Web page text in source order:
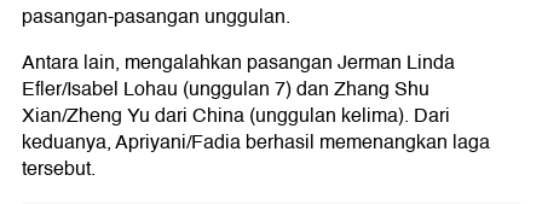
pasangan-pasangan unggulan.
Antara lain, mengalahkan pasangan Jerman Linda
Efler/Isabel Lohau (unggulan 7) dan Zhang Shu
Xian/Zheng Yu dari China (unggulan kelima). Dari
keduanya, Apriyani/Fadia berhasil memenangkan laga
tersebut.